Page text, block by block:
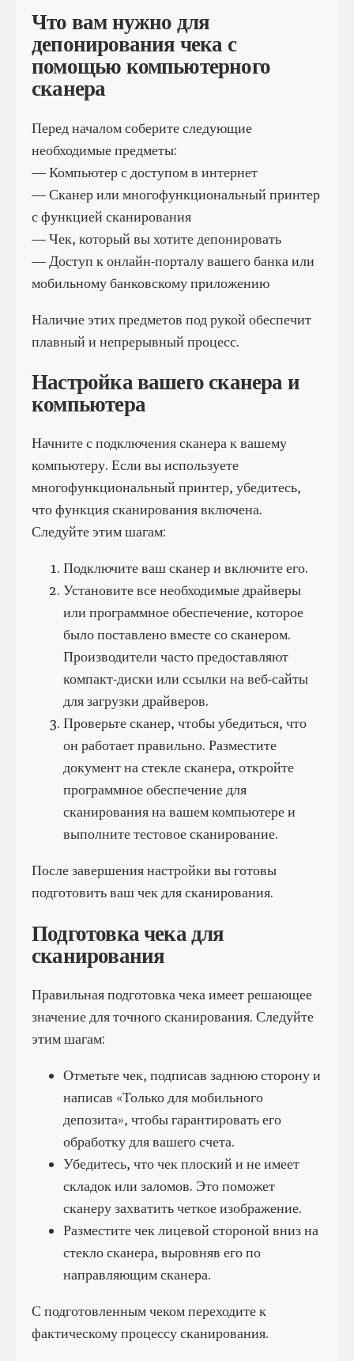
Что вам нужно для
депонирования чека с
помощью компьютерного
сканера
Перед началом соберите следующие
необходимые предметы:
— Компьютер с доступом в интернет
— Сканер или многофункциональный принтер
с функцией сканирования
— Чек, который вы хотите депонировать
— Доступ к онлайн-порталу вашего банка или
мобильному банковскому приложению
Наличие этих предметов под рукой обеспечит
плавный и непрерывный процесс.
Настройка вашего сканера и
компьютера
Начните с подключения сканера к вашему
компьютеру. Если вы используете
многофункциональный принтер, убедитесь,
что функция сканирования включена.
Следуйте этим шагам:
Подключите ваш сканер и включите его.
Установите все необходимые драйверы
или программное обеспечение, которое
было поставлено вместе со сканером.
Производители часто предоставляют
компакт-диски или ссылки на веб-сайты
для загрузки драйверов.
Проверьте сканер, чтобы убедиться, что
он работает правильно. Разместите
документ на стекле сканера, откройте
программное обеспечение для
сканирования на вашем компьютере и
выполните тестовое сканирование.
После завершения настройки вы готовы
подготовить ваш чек для сканирования.
Подготовка чека для
сканирования
Правильная подготовка чека имеет решающее
значение для точного сканирования. Следуйте
этим шагам:
Отметьте чек, подписав заднюю сторону и
написав «Только для мобильного
депозита», чтобы гарантировать его
обработку для вашего счета.
Убедитесь, что чек плоский и не имеет
складок или заломов. Это поможет
сканеру захватить четкое изображение.
Разместите чек лицевой стороной вниз на
стекло сканера, выровняв его по
направляющим сканера.
С подготовленным чеком переходите к
фактическому процессу сканирования.